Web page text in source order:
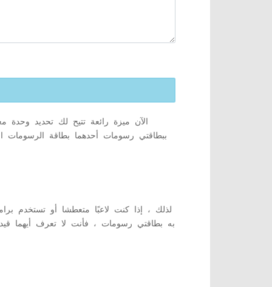
ببطاقتي رسومات أحدهما بطاقة الرسومات
لذلك ، إذا كنت لاعبًا متعطشا أو تستخدم